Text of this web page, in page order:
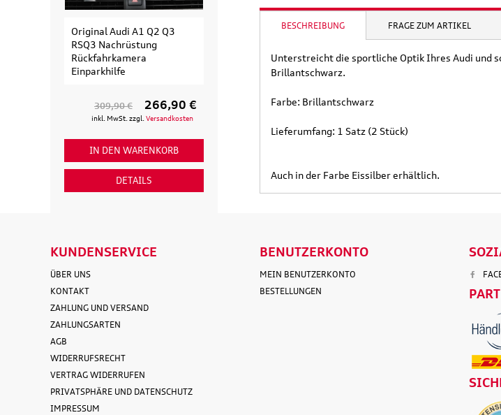
BESCHREIBUNG FRAGE ZUM ARTIKEL
Unterstreicht die sportliche Optik Ihres Audi und
Brillantschwarz.
Farbe: Brillantschwarz
Lieferumfang: 1 Satz (2 Stück)
Auch in der Farbe Eissilber erhältlich.
Original Audi A1 Q2 Q3
RSQ3 Nachrüstung
Rückfahrkamera
Einparkhilfe
309,90 € 266,90 €
inkl. MwSt. zzgl. Versandkosten
IN DEN WARENKORB
DETAILS
Original Audi
Fahrradträger für 3.
Fahrrad
154,90 € 135,90 €
DETAILS
Original Audi
Marderschreck
KUNDENSERVICE
ÜBER UNS
KONTAKT
ZAHLUNG UND VERSAND
ZAHLUNGSARTEN
AGB
WIDERRUFSRECHT
VERTRAG WIDERRUFEN
PRIVATSPHÄRE UND DATENSCHUTZ
IMPRESSUM
BENUTZERKONTO
MEIN BENUTZERKONTO
BESTELLUNGEN